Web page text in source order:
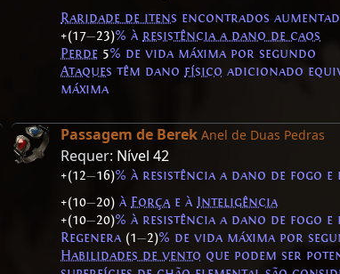
Raridade de itens encontrados
+(17—23)% à resistência a dano de caos
Perde 5% de vida máxima por segundo
Ataques têm dano físico adicionado
máxima
Passagem de Berek Anel de Duas Pedras
Requer: Nível 42
+(12—16)% à resistência a dano de fogo
+(10—20) à Força e à Inteligência
+(10—20)% à resistência a dano de fogo
Regenera (1—2)% de vida máxima por
Habilidades de vento que podem ser